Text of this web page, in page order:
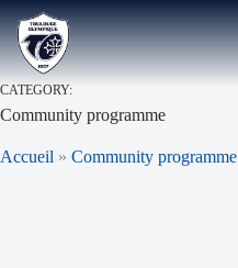
CATEGORY:
Community programme
Accueil » Community programme